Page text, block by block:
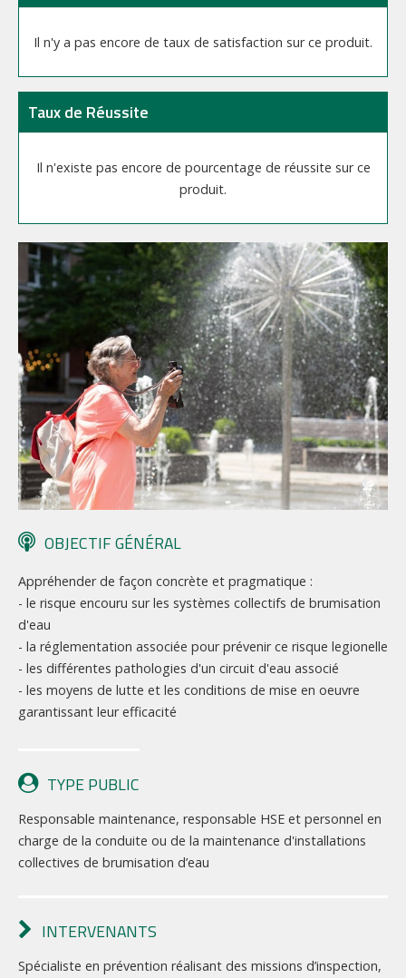
Il n'y a pas encore de taux de satisfaction sur ce produit.
Taux de Réussite
Il n'existe pas encore de pourcentage de réussite sur ce
produit.
OBJECTIF GÉNÉRAL
Appréhender de façon concrète et pragmatique :
- le risque encouru sur les systèmes collectifs de brumisation
d'eau
- la réglementation associée pour prévenir ce risque legionelle
- les différentes pathologies d'un circuit d'eau associé
- les moyens de lutte et les conditions de mise en oeuvre
garantissant leur efficacité
TYPE PUBLIC
Responsable maintenance, responsable HSE et personnel en
charge de la conduite ou de la maintenance d'installations
collectives de brumisation d’eau
INTERVENANTS
Spécialiste en prévention réalisant des missions d’inspection,